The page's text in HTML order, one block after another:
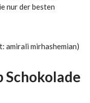
nur der besten
amirali mirhashemian)
Schokolade